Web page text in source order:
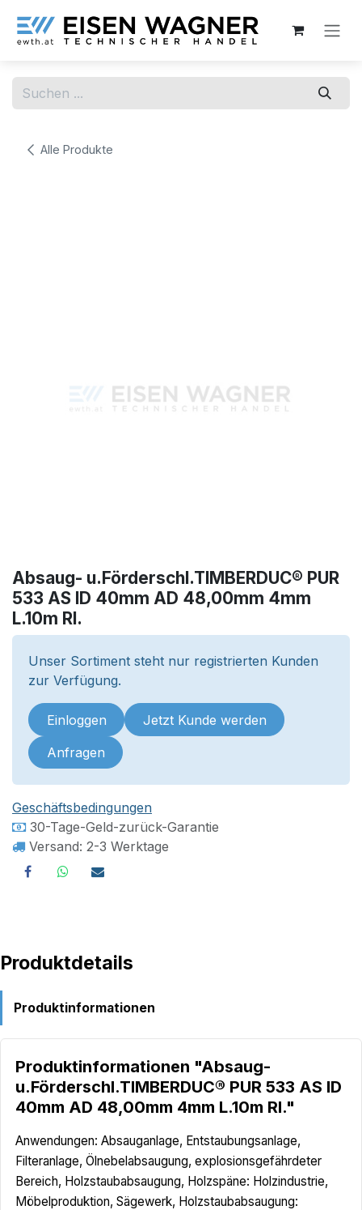
Alle Produkte
Absaug- u.Förderschl.TIMBERDUC® PUR
533 AS ID 40mm AD 48,00mm 4mm
L.10m Rl.
Unser Sortiment steht nur registrierten Kunden
zur Verfügung.
Einloggen Jetzt Kunde werden
Anfragen
Geschäftsbedingungen
30-Tage-Geld-zurück-Garantie
Versand: 2-3 Werktage
Produktdetails
Produktinformationen
Produktinformationen "Absaug-
u.Förderschl.TIMBERDUC® PUR 533 AS ID
40mm AD 48,00mm 4mm L.10m Rl."
Anwendungen: Absauganlage, Entstaubungsanlage,
Filteranlage, Ölnebelabsaugung, explosionsgefährdeter
Bereich, Holzstaubabsaugung, Holzspäne: Holzindustrie,
Möbelproduktion, Sägewerk, Holzstaubabsaugung: